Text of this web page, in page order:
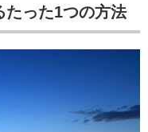
たった1つの方法